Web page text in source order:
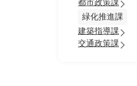
都市政策課
緑化推進課
建築指導課
交通政策課